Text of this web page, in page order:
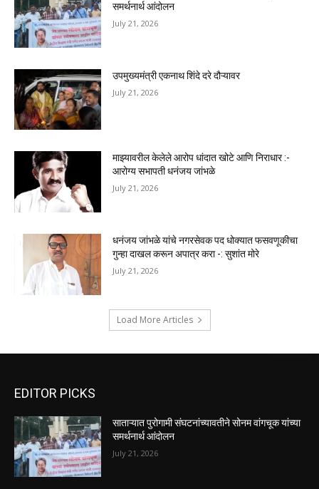
समर्थनार्थ आंदोलन
July 21, 2026
उपमुख्यमंत्री एकनाथ शिंदे दरे दौऱ्यावर
July 21, 2026
माझ्यावरील केलेले आरोप धांदात खोटे आणि निराधार :-
आरोग्य सभापती धनंजय जांभळे
July 21, 2026
धनंजय जांभळे यांचे नगरसेवक पद धोक्यात फसवणूकीचा
गुन्हा दाखल करून अपात्र करा -: सुशांत मोरे
July 21, 2026
Load More Articles
EDITOR PICKS
साताऱ्यात पुरोगामी संघटनांच्यावतीने सोनम वांगचूक यांच्या
समर्थनार्थ आंदोलन
July 21, 2026